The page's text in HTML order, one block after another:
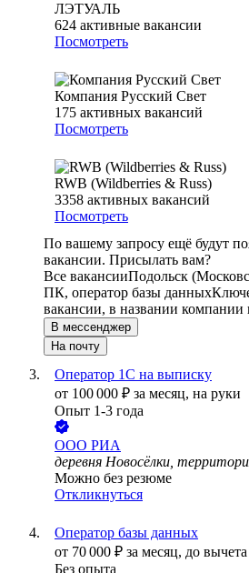
ЛЭТУАЛЬ
624 активные вакансии
Посмотреть
Компания Русский Свет
175 активных вакансий
Посмотреть
RWB (Wildberries & Russ)
3358 активных вакансий
Посмотреть
По вашему запросу ещё будут
вакансии. Присылать вам?
Все вакансииПодольск
ПК, оператор базы данных
вакансии, в названии
В мессенджер
На почту
Оператор 1С на выписку
от 100 000 ₽ за месяц, на руки
Опыт 1-3 года
ООО РИА
деревня Новосёлки,
Можно без резюме
Откликнуться
Оператор базы данных
от 70 000 ₽ за месяц, до
Без опыта